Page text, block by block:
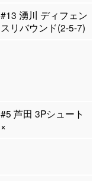
#13 湧川 ディフェン
スリバウンド(2-5-7)
#5 芦田 3Pシュート
×